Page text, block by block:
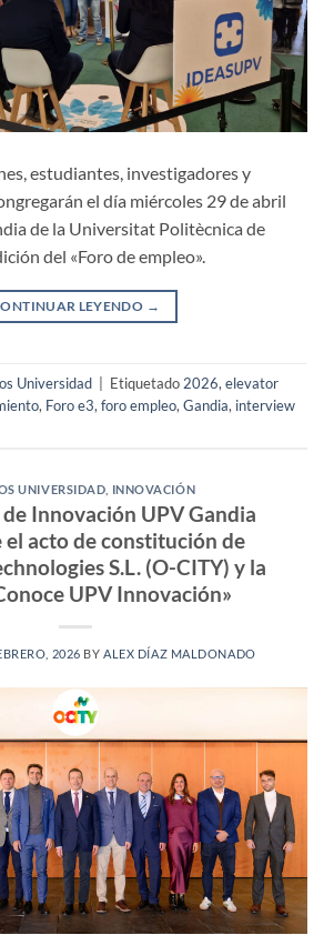
estudiantes, investigadores y
el día miércoles 29 de abril
de la Universitat Politècnica de
del «Foro de empleo».
LEYENDO →
Universidad Etiquetado 2026, elevator
, Foro e3, foro empleo, Gandia, interview
UNIVERSIDAD INNOVACIÓN
Innovación UPV Gandia
el acto de constitución de
S.L. (O-CITY) y la
UPV Innovación»
2026 BYALEX DÍAZ MALDONADO